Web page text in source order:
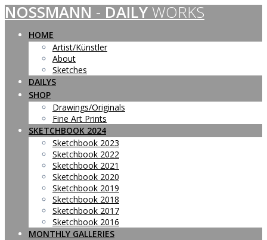
Skip
to
content
NOSSMANN - DAILY WORKS
HOME
Artist/Künstler
About
Sketches
DAILYS
SHOP
Drawings/Originals
Fine Art Prints
SKETCHBOOK 2024
Sketchbook 2023
Sketchbook 2022
Sketchbook 2021
Sketchbook 2020
Sketchbook 2019
Sketchbook 2018
Sketchbook 2017
Sketchbook 2016
MONTHLY GALLERIES